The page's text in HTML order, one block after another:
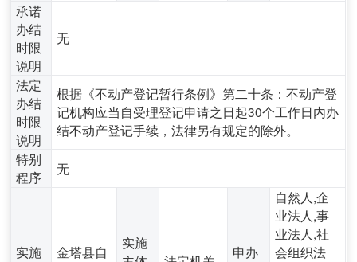
承诺
办结
时限
说明
无
法定
办结
时限
说明
根据《不动产登记暂行条例》第二十条：不动产登
记机构应当自受理登记申请之日起30个工作日内办
结不动产登记手续，法律另有规定的除外。
特别
程序
无
实施
金塔县自
实施
申办
自然人,企
业法人,事
业法人,社
会组织法